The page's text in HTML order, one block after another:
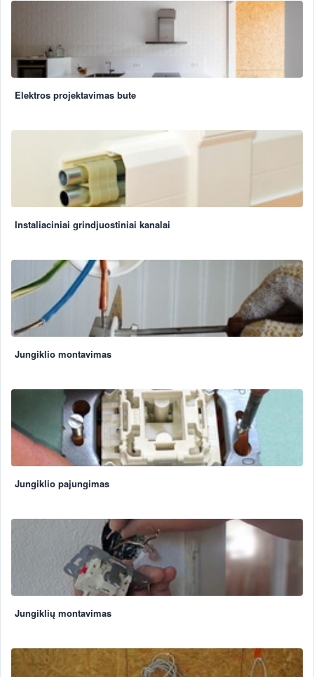
Elektros projektavimas bute
Instaliaciniai grindjuostiniai kanalai
Jungiklio montavimas
Jungiklio pajungimas
Jungiklių montavimas